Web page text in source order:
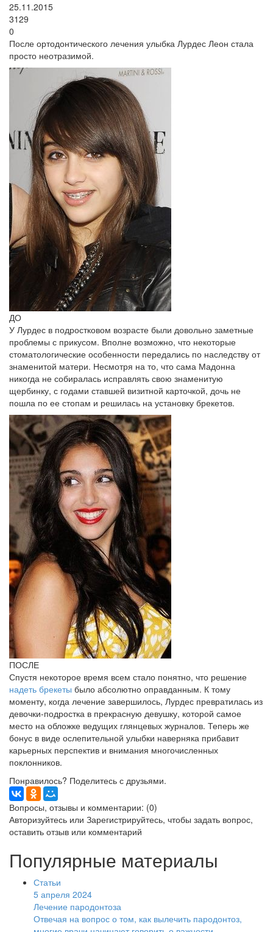
25.11.2015
3129
0
После ортодонтического лечения улыбка Лурдес Леон стала
просто неотразимой.
ДО
У Лурдес в подростковом возрасте были довольно заметные
проблемы с прикусом. Вполне возможно, что некоторые
стоматологические особенности передались по наследству от
знаменитой матери. Несмотря на то, что сама Мадонна
никогда не собиралась исправлять свою знаменитую
щербинку, с годами ставшей визитной карточкой, дочь не
пошла по ее стопам и решилась на установку брекетов.
ПОСЛЕ
Спустя некоторое время всем стало понятно, что решение
надеть брекеты было абсолютно оправданным. К тому
моменту, когда лечение завершилось, Лурдес превратилась из
девочки-подростка в прекрасную девушку, которой самое
место на обложке ведущих глянцевых журналов. Теперь же
бонус в виде ослепительной улыбки наверняка прибавит
карьерных перспектив и внимания многочисленных
поклонников.
Понравилось? Поделитесь с друзьями.
Вопросы, отзывы и комментарии: (0)
Авторизуйтесь или Зарегистрируйтесь, чтобы задать вопрос,
оставить отзыв или комментарий
Популярные материалы
Статьи
5 апреля 2024
Лечение пародонтоза
Отвечая на вопрос о том, как вылечить пародонтоз,